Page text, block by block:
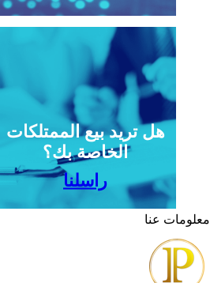
هل تريد بيع الممتلكات
الخاصة بك؟
راسلنا
معلومات عنا